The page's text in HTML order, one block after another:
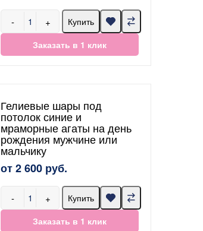
- +
Купить
Заказать в 1 клик
Гелиевые шары под
потолок синие и
мраморные агаты на день
рождения мужчине или
мальчику
от 2 600 руб.
- +
Купить
Заказать в 1 клик